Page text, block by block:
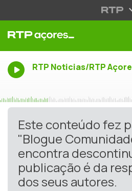
RTP Noticias/RTP
Este conteúdo fez
"Blogue
encontra
publicação é da
dos seus autores.